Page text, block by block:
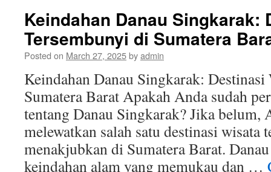
Keindahan Danau Singkarak:
Tersembunyi di Sumatera
Posted on March 27, 2025byadmin
Keindahan Danau Singkarak:
Sumatera Barat Apakah Anda sudah
tentang Danau Singkarak? Jika belum,
melewatkan salah satu destinasi wisata
menakjubkan di Sumatera Barat.
keindahan alam yang memukau dan …